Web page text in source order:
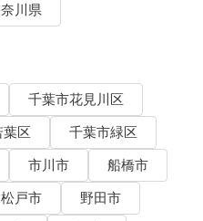
川県
千葉市花見川区
区
千葉市緑区
市川市
船橋市
松戸市
野田市